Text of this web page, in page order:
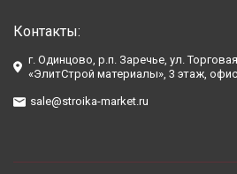
Контакты:
г. Одинцово, р.п. Заречье, ул.
«ЭлитСтрой материалы», 3 этаж,
sale@stroika-market.ru